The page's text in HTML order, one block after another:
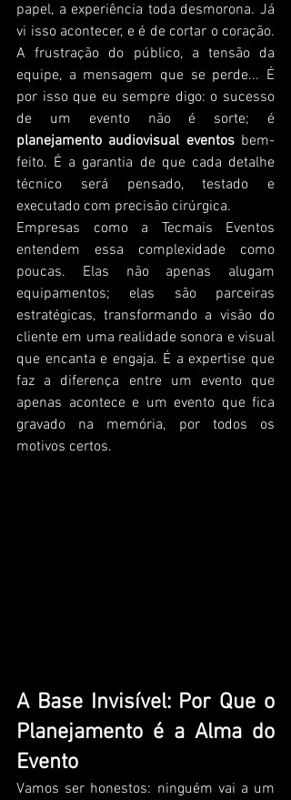
papel, a experiência toda desmorona. Já
vi isso acontecer, e é de cortar o coração.
A frustração do público, a tensão da
equipe, a mensagem que se perde... É
por isso que eu sempre digo: o sucesso
planejamento audiovisual eventos bem-
feito. É a garantia de que cada detalhe
técnico será pensado, testado e
executado com precisão cirúrgica.
Empresas como a Tecmais Eventos
entendem essa complexidade como
poucas. Elas não apenas alugam
equipamentos; elas são parceiras
estratégicas, transformando a visão do
cliente em uma realidade sonora e visual
que encanta e engaja. É a expertise que
faz a diferença entre um evento que
apenas acontece e um evento que fica
gravado na memória, por todos os
motivos certos.
A Base Invisível: Por Que o
Planejamento é a Alma do
Evento
Vamos ser honestos: ninguém vai a um